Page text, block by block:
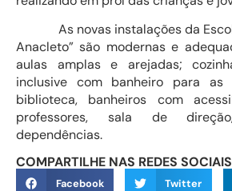
As novas instalações da
Anacleto” são modernas e
aulas amplas e arejadas;
inclusive com banheiro para as
biblioteca, banheiros com
professores, sala de
dependências.
COMPARTILHE NAS REDES SOCIAIS
Facebook Twitter